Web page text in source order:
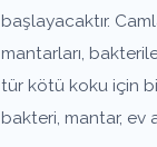
başlayacaktır.
mantarları,
tür kötü koku için
bakteri, mantar, ev